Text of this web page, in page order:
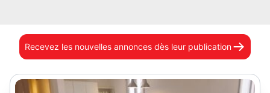
Recevez les nouvelles annonces dès leur publication